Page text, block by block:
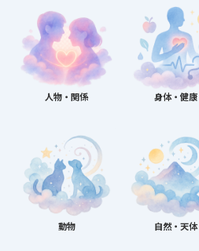
人物・関係 身体・健康
動物 自然・天体